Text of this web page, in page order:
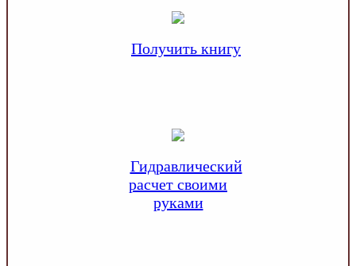
Получить книгу
Гидравлический
расчет своими
руками